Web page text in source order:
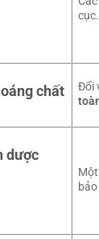
chất Đối
dược